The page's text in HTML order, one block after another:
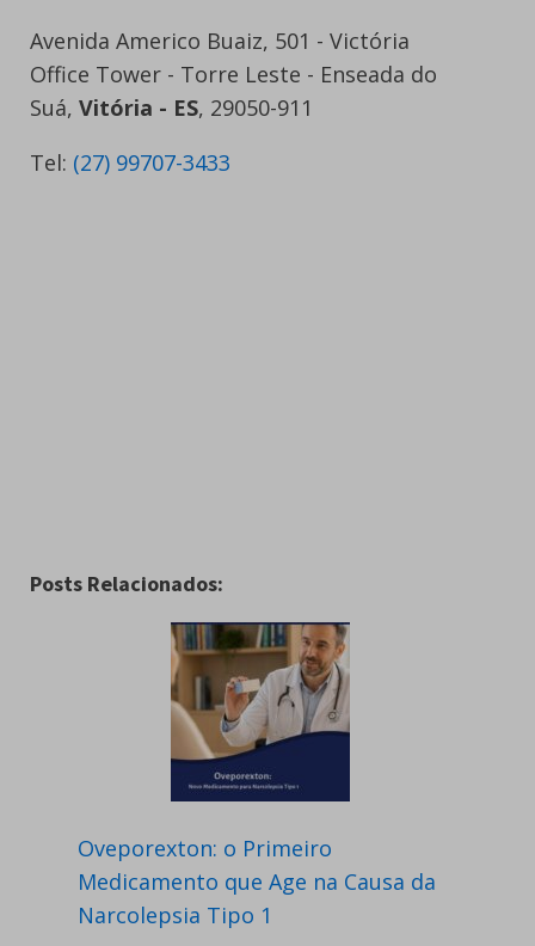
Avenida Americo Buaiz, 501 - Victória
Office Tower - Torre Leste - Enseada do
Suá, Vitória - ES, 29050-911
Tel: (27) 99707-3433
Posts Relacionados:
Oveporexton: o Primeiro
Medicamento que Age na Causa da
Narcolepsia Tipo 1